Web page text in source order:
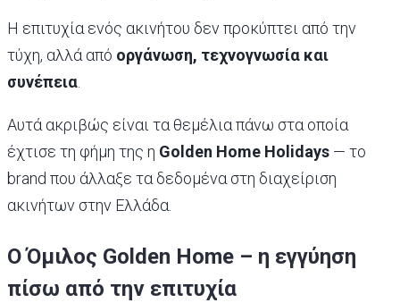
Η επιτυχία ενός ακινήτου δεν προκύπτει από την
τύχη, αλλά από οργάνωση, τεχνογνωσία και
συνέπεια
Αυτά ακριβώς είναι τα θεμέλια πάνω στα οποία
έχτισε τη φήμη της η Golden Home Holidays — το
brand που άλλαξε τα δεδομένα στη διαχείριση
ακινήτων στην Ελλάδα.
Ο Όμιλος Golden Home – η εγγύηση
πίσω από την επιτυχία